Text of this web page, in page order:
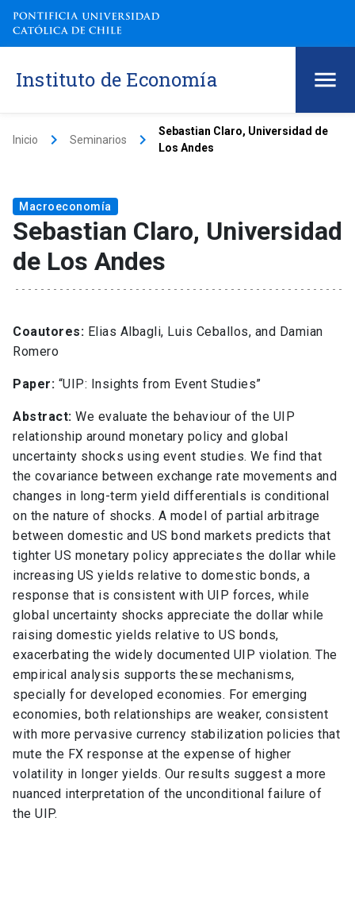
Instituto de Economía
Inicio keyboard_arrow_right Seminarios keyboard_arrow_right
Sebastian Claro, Universidad de
Los Andes
Macroeconomía
Sebastian Claro, Universidad
de Los Andes
Coautores: Elias Albagli, Luis Ceballos, and Damian
Romero
Paper: “UIP: Insights from Event Studies”
Abstract: We evaluate the behaviour of the UIP
relationship around monetary policy and global
uncertainty shocks using event studies. We find that
the covariance between exchange rate movements and
changes in long-term yield differentials is conditional
on the nature of shocks. A model of partial arbitrage
between domestic and US bond markets predicts that
tighter US monetary policy appreciates the dollar while
increasing US yields relative to domestic bonds, a
response that is consistent with UIP forces, while
global uncertainty shocks appreciate the dollar while
raising domestic yields relative to US bonds,
exacerbating the widely documented UIP violation. The
empirical analysis supports these mechanisms,
specially for developed economies. For emerging
economies, both relationships are weaker, consistent
with more pervasive currency stabilization policies that
mute the FX response at the expense of higher
volatility in longer yields. Our results suggest a more
nuanced interpretation of the unconditional failure of
the UIP.